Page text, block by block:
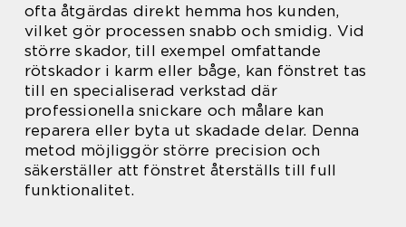
ofta åtgärdas direkt hemma hos kunden,
vilket gör processen snabb och smidig. Vid
större skador, till exempel omfattande
rötskador i karm eller båge, kan fönstret tas
till en specialiserad verkstad där
professionella snickare och målare kan
reparera eller byta ut skadade delar. Denna
metod möjliggör större precision och
säkerställer att fönstret återställs till full
funktionalitet.